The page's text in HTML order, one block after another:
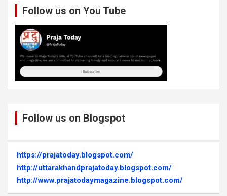
Follow us on You Tube
Follow us on Blogspot
https://prajatoday.blogspot.com/
http://uttarakhandprajatoday.blogspot.com/
http://www.prajatodaymagazine.blogspot.com/